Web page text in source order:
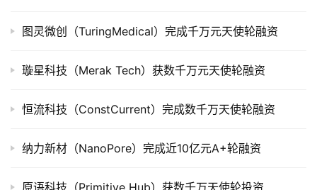
创
学
院
图灵微创（TuringMedical）完成千万元天使轮融资
璇星科技（Merak Tech）获数千万元天使轮融资
恒流科技（ConstCurrent）完成数千万天使轮融资
纳力新材（NanoPore）完成近10亿元A+轮融资
原语科技（Primitive Hub）获数千万天使轮投资